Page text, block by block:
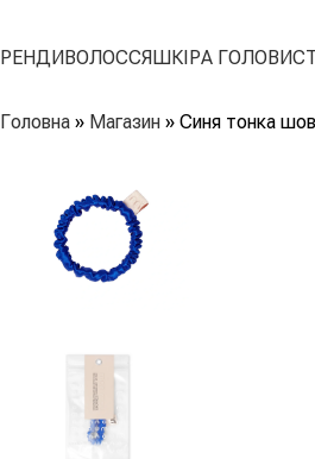
ВОЛОССЯ ШКІРА ГОЛОВИ
Головна » Магазин » Синя тонка